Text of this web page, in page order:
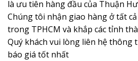
là ưu tiên hàng đầu của Thuận
Chúng tôi nhận giao hàng ở tất
trong TPHCM và khắp các tỉnh
Quý khách vui lòng liên hệ thông
báo giá tốt nhất